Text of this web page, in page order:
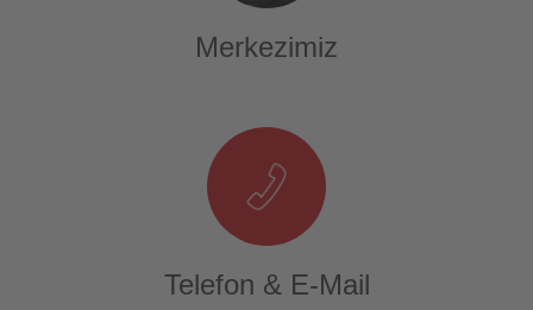
Merkezimiz
Telefon & E-Mail